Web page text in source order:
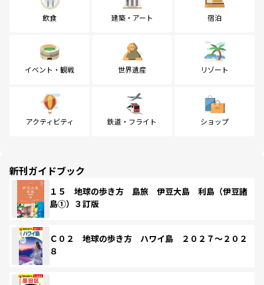
飲食 建築・アート 宿泊
イベント・観戦 世界遺産 リゾート
アクティビティ 鉄道・フライト ショップ
新刊ガイドブック
１５ 地球の歩き方 島旅 伊豆大島 利島（伊豆諸
島①）３訂版
Ｃ０２ 地球の歩き方 ハワイ島 ２０２７～２０２
８